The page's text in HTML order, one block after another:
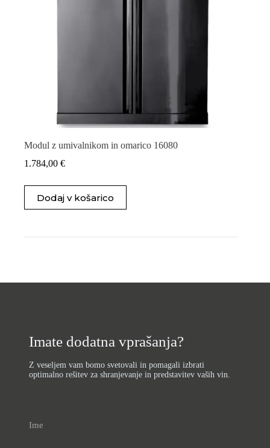
Modul z umivalnikom in omarico 16080
1.784,00 €
Dodaj v košarico
Imate dodatna vprašanja?
Z veseljem vam bomo svetovali in pomagali izbrati
optimalno rešitev za shranjevanje in predstavitev vaših vin.
Ime